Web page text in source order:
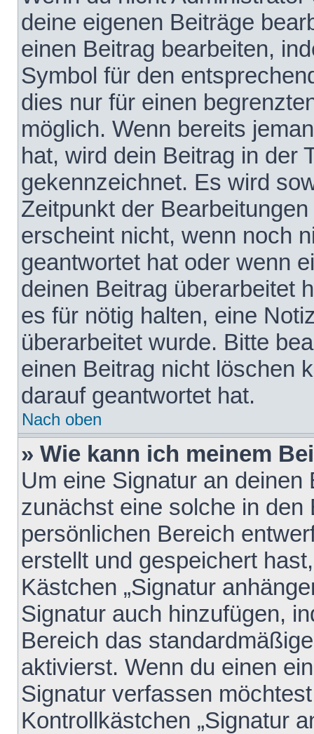
deine eigenen Beiträge
einen Beitrag bearbeiten,
Symbol für den
dies nur für einen
möglich. Wenn bereits
hat, wird dein Beitrag in der
gekennzeichnet. Es wird
Zeitpunkt der
erscheint nicht, wenn noch
geantwortet hat oder wenn
deinen Beitrag überarbeitet
es für nötig halten, eine
überarbeitet wurde. Bitte
einen Beitrag nicht löschen
darauf geantwortet hat.
Nach oben
» Wie kann ich meinem
Um eine Signatur an
zunächst eine solche in den
persönlichen Bereich
erstellt und gespeichert
Kästchen „Signatur
Signatur auch hinzufügen,
Bereich das
aktivierst. Wenn du einen
Signatur verfassen
Kontrollkästchen „Signatur